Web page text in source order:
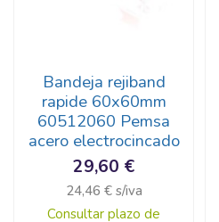
Bandeja rejiband
rapide 60x60mm
60512060 Pemsa
acero electrocincado
29,60 €
24,46 € s/iva
Consultar plazo de